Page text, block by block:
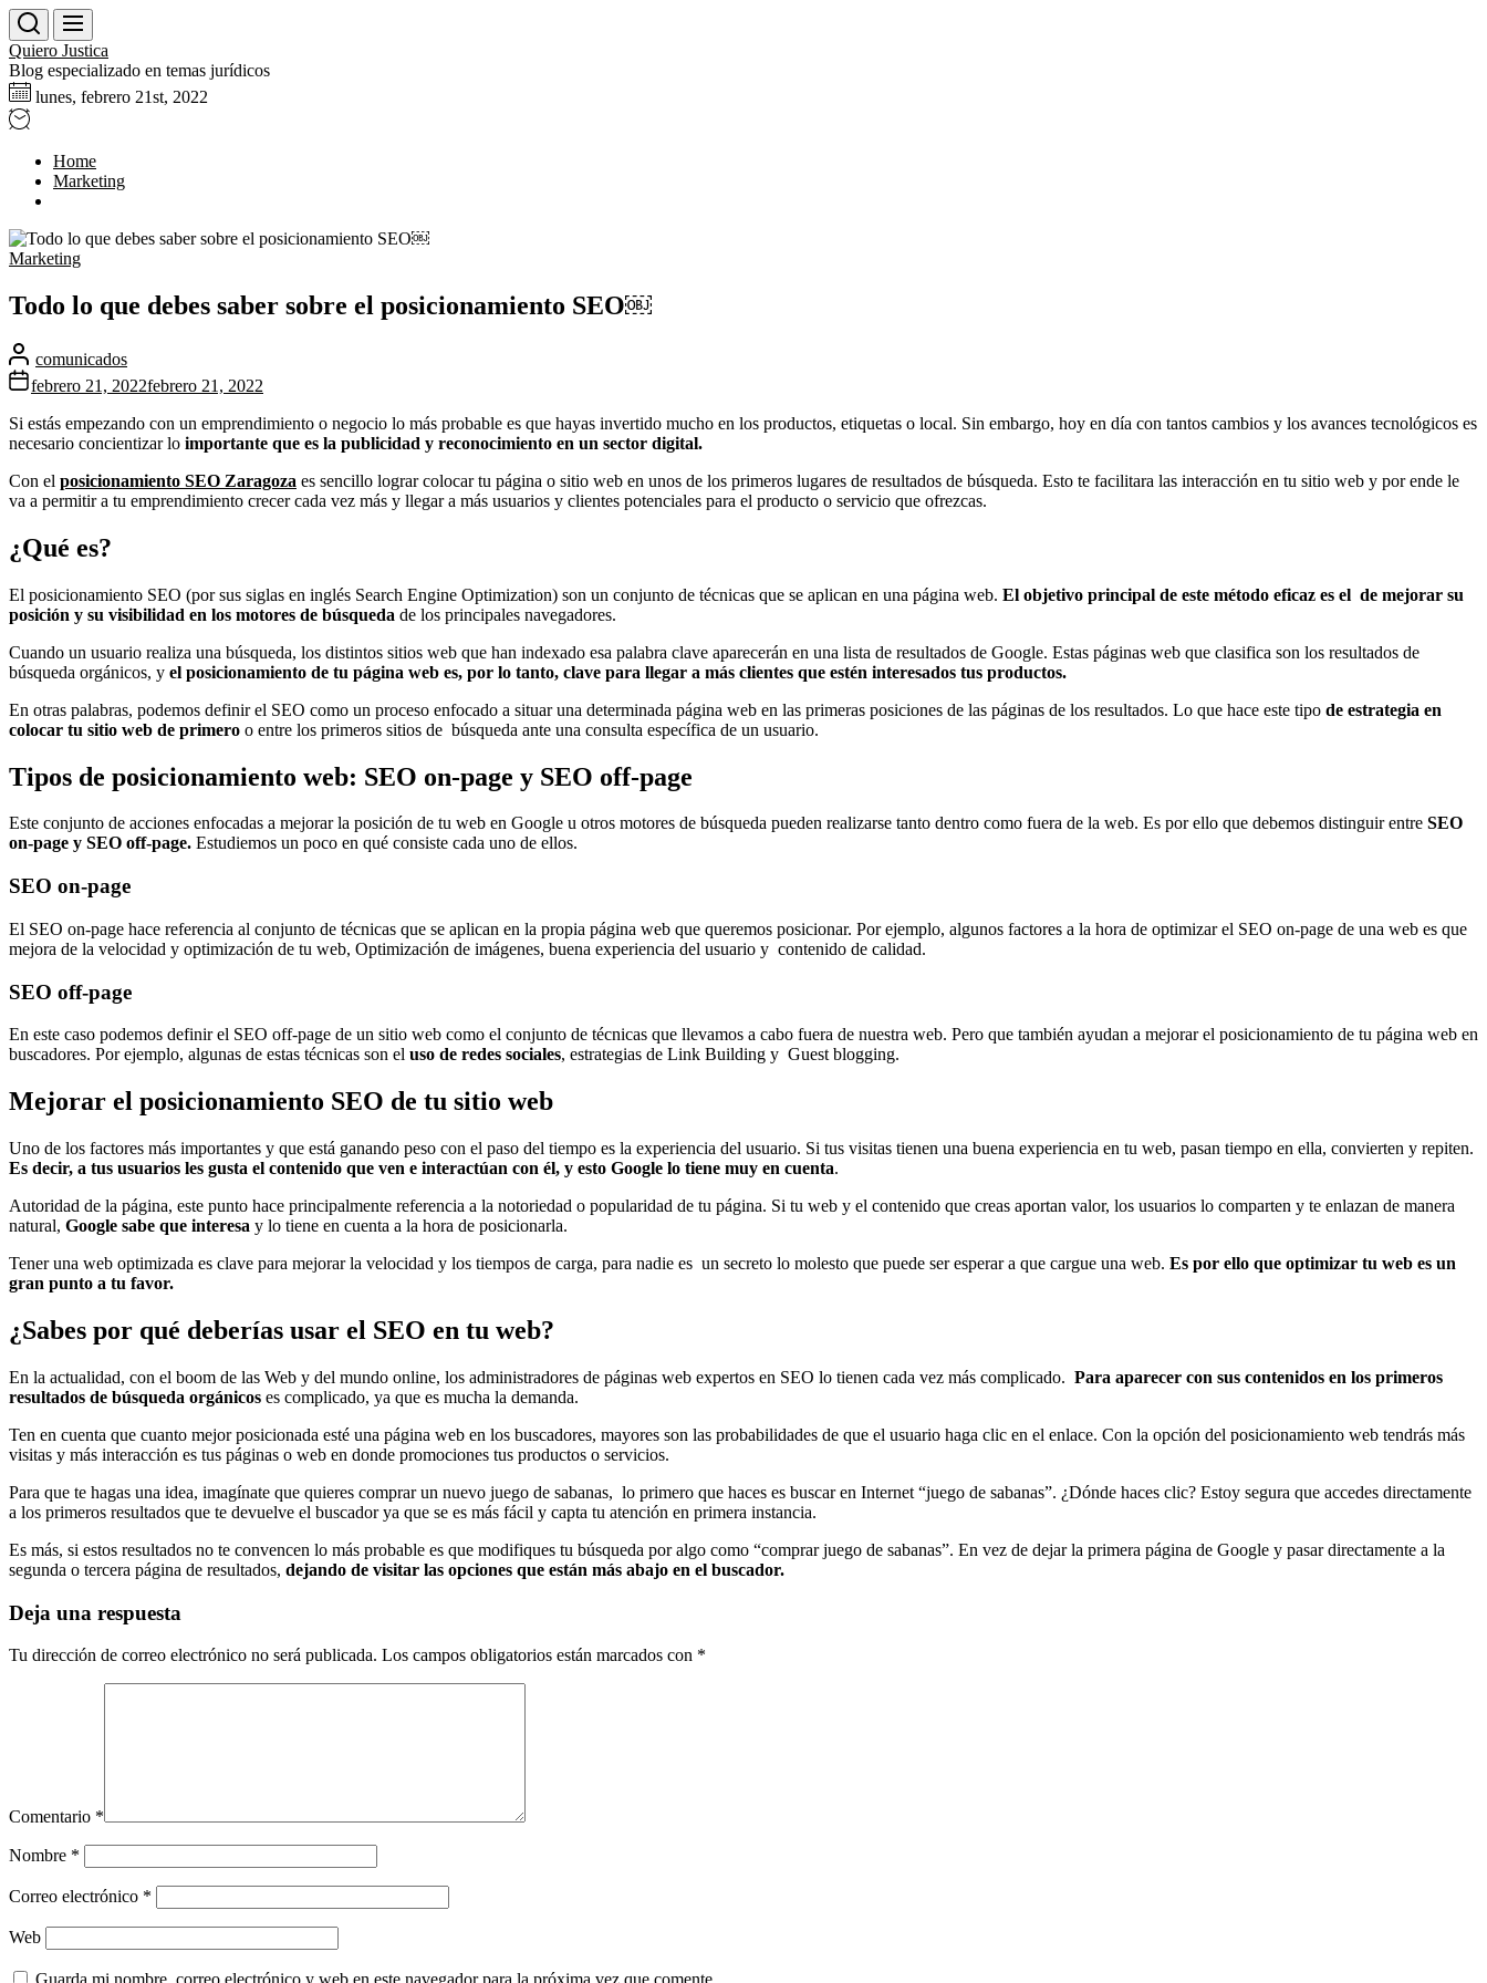
Skip
to
the
content
Quiero Justica
Blog especializado en temas jurídicos
lunes, febrero 21st, 2022
Home
Marketing
Marketing
Todo lo que debes saber sobre el posicionamiento SEO￼
comunicados
febrero 21, 2022febrero 21, 2022
Si estás empezando con un emprendimiento o negocio lo más probable es que hayas invertido mucho en los productos, etiquetas o local. Sin embargo, hoy en día con tantos cambios y los avances tecnológicos es
necesario concientizar lo importante que es la publicidad y reconocimiento en un sector digital.
Con el posicionamiento SEO Zaragoza es sencillo lograr colocar tu página o sitio web en unos de los primeros lugares de resultados de búsqueda. Esto te facilitara las interacción en tu sitio web y por ende le
va a permitir a tu emprendimiento crecer cada vez más y llegar a más usuarios y clientes potenciales para el producto o servicio que ofrezcas.
¿Qué es?
El posicionamiento SEO (por sus siglas en inglés Search Engine Optimization) son un conjunto de técnicas que se aplican en una página web. El objetivo principal de este método eficaz es el de mejorar su
posición y su visibilidad en los motores de búsqueda de los principales navegadores.
Cuando un usuario realiza una búsqueda, los distintos sitios web que han indexado esa palabra clave aparecerán en una lista de resultados de Google. Estas páginas web que clasifica son los resultados de
búsqueda orgánicos, y el posicionamiento de tu página web es, por lo tanto, clave para llegar a más clientes que estén interesados tus productos.
En otras palabras, podemos definir el SEO como un proceso enfocado a situar una determinada página web en las primeras posiciones de las páginas de los resultados. Lo que hace este tipo de estrategia en
colocar tu sitio web de primero o entre los primeros sitios de búsqueda ante una consulta específica de un usuario.
Tipos de posicionamiento web: SEO on-page y SEO off-page
Este conjunto de acciones enfocadas a mejorar la posición de tu web en Google u otros motores de búsqueda pueden realizarse tanto dentro como fuera de la web. Es por ello que debemos distinguir entre SEO
on-page y SEO off-page. Estudiemos un poco en qué consiste cada uno de ellos.
SEO on-page
El SEO on-page hace referencia al conjunto de técnicas que se aplican en la propia página web que queremos posicionar. Por ejemplo, algunos factores a la hora de optimizar el SEO on-page de una web es que
mejora de la velocidad y optimización de tu web, Optimización de imágenes, buena experiencia del usuario y contenido de calidad.
SEO off-page
En este caso podemos definir el SEO off-page de un sitio web como el conjunto de técnicas que llevamos a cabo fuera de nuestra web. Pero que también ayudan a mejorar el posicionamiento de tu página web en
buscadores. Por ejemplo, algunas de estas técnicas son el uso de redes sociales, estrategias de Link Building y Guest blogging.
Mejorar el posicionamiento SEO de tu sitio web
Uno de los factores más importantes y que está ganando peso con el paso del tiempo es la experiencia del usuario. Si tus visitas tienen una buena experiencia en tu web, pasan tiempo en ella, convierten y repiten.
Es decir, a tus usuarios les gusta el contenido que ven e interactúan con él, y esto Google lo tiene muy en cuenta.
Autoridad de la página, este punto hace principalmente referencia a la notoriedad o popularidad de tu página. Si tu web y el contenido que creas aportan valor, los usuarios lo comparten y te enlazan de manera
natural, Google sabe que interesa y lo tiene en cuenta a la hora de posicionarla.
Tener una web optimizada es clave para mejorar la velocidad y los tiempos de carga, para nadie es un secreto lo molesto que puede ser esperar a que cargue una web. Es por ello que optimizar tu web es un
gran punto a tu favor.
¿Sabes por qué deberías usar el SEO en tu web?
En la actualidad, con el boom de las Web y del mundo online, los administradores de páginas web expertos en SEO lo tienen cada vez más complicado. Para aparecer con sus contenidos en los primeros
resultados de búsqueda orgánicos es complicado, ya que es mucha la demanda.
Ten en cuenta que cuanto mejor posicionada esté una página web en los buscadores, mayores son las probabilidades de que el usuario haga clic en el enlace. Con la opción del posicionamiento web tendrás más
visitas y más interacción es tus páginas o web en donde promociones tus productos o servicios.
Para que te hagas una idea, imagínate que quieres comprar un nuevo juego de sabanas, lo primero que haces es buscar en Internet “juego de sabanas”. ¿Dónde haces clic? Estoy segura que accedes directamente
a los primeros resultados que te devuelve el buscador ya que se es más fácil y capta tu atención en primera instancia.
Es más, si estos resultados no te convencen lo más probable es que modifiques tu búsqueda por algo como “comprar juego de sabanas”. En vez de dejar la primera página de Google y pasar directamente a la
segunda o tercera página de resultados, dejando de visitar las opciones que están más abajo en el buscador.
Deja una respuesta
Tu dirección de correo electrónico no será publicada. Los campos obligatorios están marcados con *
Comentario *
Nombre *
Correo electrónico *
Web